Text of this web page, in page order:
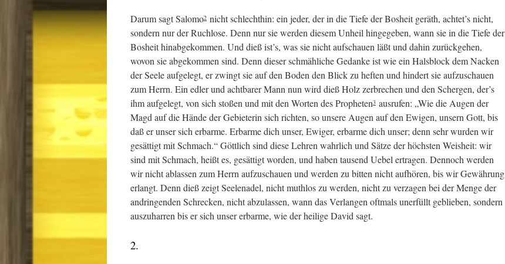
Darum sagt Salomo2 nicht schlechthin: ein jeder, der in die Tiefe der Bosheit geräth, achtet’s nicht,
sondern nur der Ruchlose. Denn nur sie werden diesem Unheil hingegeben, wann sie in die Tiefe der
Bosheit hinabgekommen. Und dieß ist’s, was sie nicht aufschauen läßt und dahin zurückgehen,
wovon sie abgekommen sind. Denn dieser schmähliche Gedanke ist wie ein Halsblock dem Nacken
der Seele aufgelegt, er zwingt sie auf den Boden den Blick zu heften und hindert sie aufzuschauen
zum Herrn. Ein edler und achtbarer Mann nun wird dieß Holz zerbrechen und den Schergen, der’s
ihm aufgelegt, von sich stoßen und mit den Worten des Propheten3 ausrufen: „Wie die Augen der
Magd auf die Hände der Gebieterin sich richten, so unsere Augen auf den Ewigen, unsern Gott, bis
daß er unser sich erbarme. Erbarme dich unser, Ewiger, erbarme dich unser; denn sehr wurden wir
gesättigt mit Schmach.“ Göttlich sind diese Lehren wahrlich und Sätze der höchsten Weisheit: wir
sind mit Schmach, heißt es, gesättigt worden, und haben tausend Uebel ertragen. Dennoch werden
wir nicht ablassen zum Herrn aufzuschauen und werden zu bitten nicht aufhören, bis wir Gewährung
erlangt. Denn dieß zeigt Seelenadel, nicht muthlos zu werden, nicht zu verzagen bei der Menge der
andringenden Schrecken, nicht abzulassen, wann das Verlangen oftmals unerfüllt geblieben, sondern
auszuharren bis er sich unser erbarme, wie der heilige David sagt.
2.